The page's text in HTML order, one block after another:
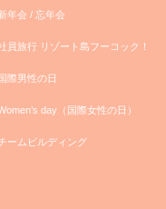
年会 / 忘年会
員旅行 リゾート島フーコック！
際男性の日
day（国際女性の日）
ームビルディング